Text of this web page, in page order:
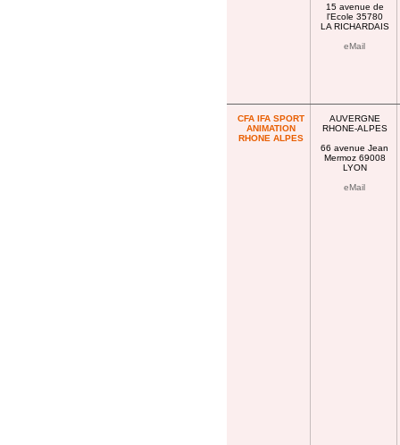
15 avenue de
l'Ecole 35780
LA RICHARDAIS
eMail
CFA IFA SPORT
ANIMATION
RHONE ALPES
AUVERGNE
RHONE-ALPES
66 avenue Jean
Mermoz 69008
LYON
eMail